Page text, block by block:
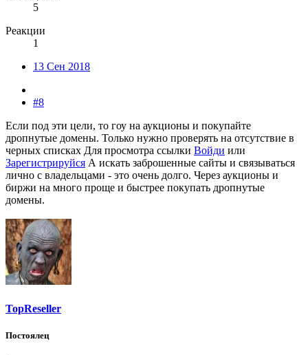
5
Реакции
1
13 Сен 2018
#8
Если под эти цели, то гоу на аукционы и покупайте
дропнутые домены. Только нужно проверять на отсутствие в
черных списках Для просмотра ссылки Войди или
Зарегистрируйся А искать заброшенные сайты и связываться
лично с владельцами - это очень долго. Через аукционы и
биржи на много проще и быстрее покупать дропнутые
домены.
TopReseller
Постоялец